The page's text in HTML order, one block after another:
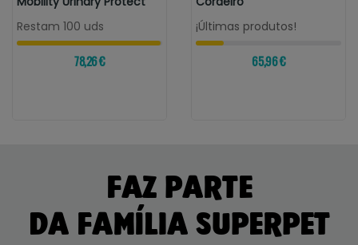
Restam 100 uds
78,26 €
¡Últimas produtos!
65,96 €
FAZ PARTE
DA FAMÍLIA SUPERPET